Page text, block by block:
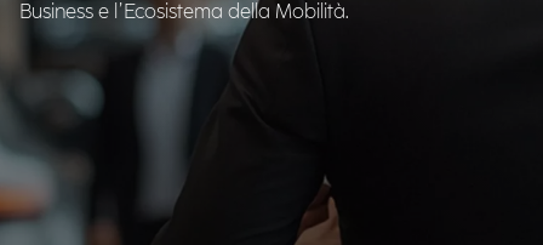
Business e l’Ecosistema della Mobilità.